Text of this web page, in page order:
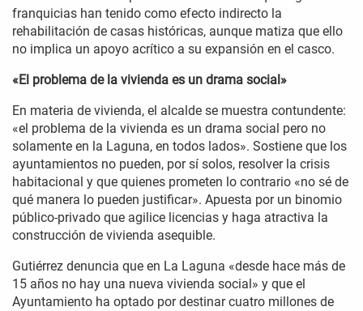
franquicias han tenido como efecto indirecto la
rehabilitación de casas históricas, aunque matiza que ello
no implica un apoyo acrítico a su expansión en el casco.
«El problema de la vivienda es un drama social»
En materia de vivienda, el alcalde se muestra contundente:
«el problema de la vivienda es un drama social pero no
solamente en la Laguna, en todos lados». Sostiene que los
ayuntamientos no pueden, por sí solos, resolver la crisis
habitacional y que quienes prometen lo contrario «no sé de
qué manera lo pueden justificar». Apuesta por un binomio
público-privado que agilice licencias y haga atractiva la
construcción de vivienda asequible.
Gutiérrez denuncia que en La Laguna «desde hace más de
15 años no hay una nueva vivienda social» y que el
Ayuntamiento ha optado por destinar cuatro millones de